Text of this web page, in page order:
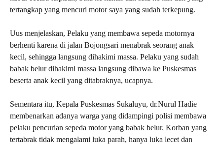
tertangkap yang mencuri motor saya yang sudah terkepung.
Uus menjelaskan, Pelaku yang membawa sepeda motornya
berhenti karena di jalan Bojongsari menabrak seorang anak
kecil, sehingga langsung dihakimi massa. Pelaku yang sudah
babak belur dihakimi massa langsung dibawa ke Puskesmas
beserta anak kecil yang ditabraknya, ucapnya.
Sementara itu, Kepala Puskesmas Sukaluyu, dr.Nurul Hadie
membenarkan adanya warga yang didampingi polisi membawa
pelaku pencurian sepeda motor yang babak belur. Korban yang
tertabrak tidak mengalami luka parah, hanya luka lecet dan